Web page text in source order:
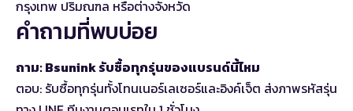
กรุงเทพ ปริมณฑล หรือต่างจังหวัด
คำถามที่พบบ่อย
ถาม: Bsunink รับซื้อทุกรุ่นของแบรนด์นี้ไหม
ตอบ: รับซื้อทุกรุ่นทั้งโทนเนอร์เลเซอร์และอิงค์เจ็ต ส่งภาพรหัสรุ่น